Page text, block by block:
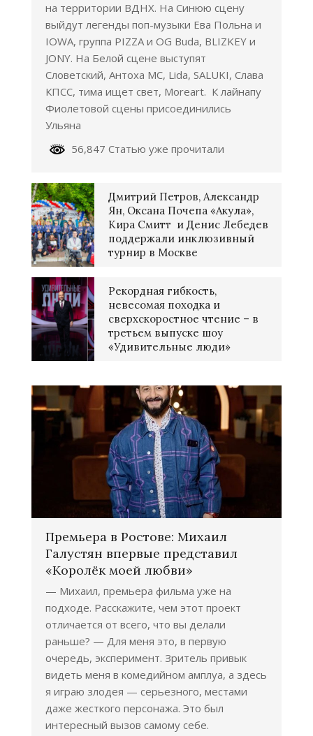
на территории ВДНХ. На Синюю сцену
выйдут легенды поп-музыки Ева Польна и
IOWA, группа PIZZA и OG Buda, BLIZKEY и
JONY. На Белой сцене выступят
Словетский, Антоха МС, Lida, SALUKI, Слава
КПСС, тима ищет свет, Moreart. К лайнапу
Фиолетовой сцены присоединились
Ульяна
56,847 Статью уже прочитали
Дмитрий Петров, Александр
Ян, Оксана Почепа «Акула»,
Кира Смитт и Денис Лебедев
поддержали инклюзивный
турнир в Москве
Рекордная гибкость,
невесомая походка и
сверхскоростное чтение – в
третьем выпуске шоу
«Удивительные люди»
Премьера в Ростове: Михаил
Галустян впервые представил
«Королёк моей любви»
— Михаил, премьера фильма уже на
подходе. Расскажите, чем этот проект
отличается от всего, что вы делали
раньше? — Для меня это, в первую
очередь, эксперимент. Зритель привык
видеть меня в комедийном амплуа, а здесь
я играю злодея — серьезного, местами
даже жесткого персонажа. Это был
интересный вызов самому себе.